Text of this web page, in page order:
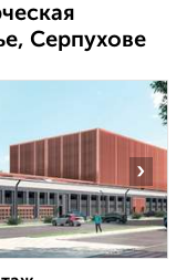
Серпухове
›